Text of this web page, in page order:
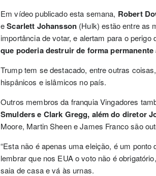
Em vídeo publicado esta semana, Robert
eScarlett Johansson (Hulk) estão entre as
importância de votar, e alertam para o perigo
que poderia destruir de forma
Trump tem se destacado, entre outras
hispânicos e islâmicos no país.
Outros membros da franquia Vingadores
Smulders e Clark Gregg, além do diretor
Moore, Martin Sheen e James Franco são
“Esta não é apenas uma eleição, é um
lembrar que nos EUA o voto não é
saia de casa e vá às urnas.